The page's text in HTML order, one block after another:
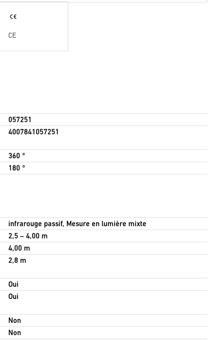
CE
057251
4007841057251
360 °
180 °
infrarouge passif, Mesure en lumière mixte
2,5 – 4,00 m
4,00 m
2,8 m
Oui
Oui
Non
Non